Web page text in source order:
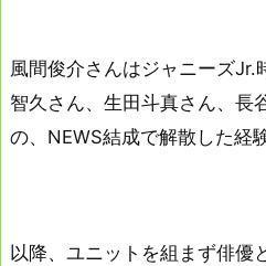
風間俊介さんはジャニーズJr.
智久さん、生田斗真さん、長
の、NEWS結成で解散した経
以降、ユニットを組まず俳優